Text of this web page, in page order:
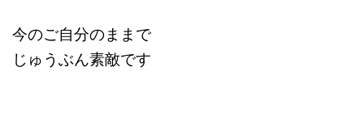
今のご自分のままで
じゅうぶん素敵です